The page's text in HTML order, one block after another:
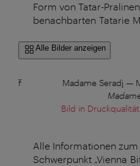
Form von Tatar-
benachbarten Tatarie
Alle Bilder anzeigen
Madame Seradj —
Bild in
Alle Informationen
Schwerpunkt „Vienna